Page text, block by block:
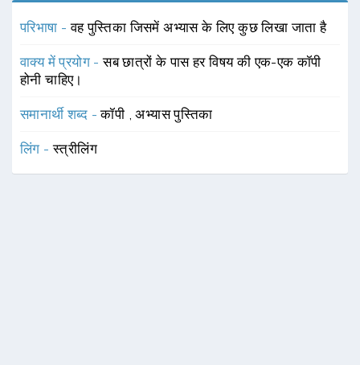
परिभाषा -वह पुस्तिका जिसमें अभ्यास के लिए कुछ लिखा जाता है
वाक्य में प्रयोग -सब छात्रों के पास हर विषय की एक-एक कॉपी
होनी चाहिए।
समानार्थी शब्द -कॉपी ,अभ्यास पुस्तिका
लिंग -स्त्रीलिंग